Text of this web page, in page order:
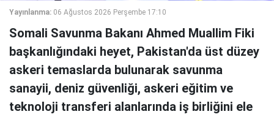
Yayınlanma: 06 Ağustos 2026 Perşembe 17:10
Somali Savunma Bakanı Ahmed Muallim Fiki
başkanlığındaki heyet, Pakistan'da üst düzey
askeri temaslarda bulunarak savunma
sanayii, deniz güvenliği, askeri eğitim ve
teknoloji transferi alanlarında iş birliğini ele